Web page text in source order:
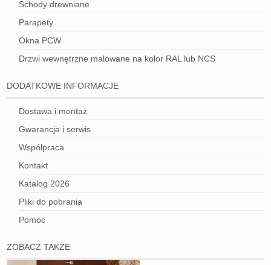
Schody drewniane
Parapety
Okna PCW
Drzwi wewnętrzne malowane na kolor RAL lub NCS
DODATKOWE INFORMACJE
Dostawa i montaż
Gwarancja i serwis
Współpraca
Kontakt
Katalog 2026
Pliki do pobrania
Pomoc
ZOBACZ TAKŻE